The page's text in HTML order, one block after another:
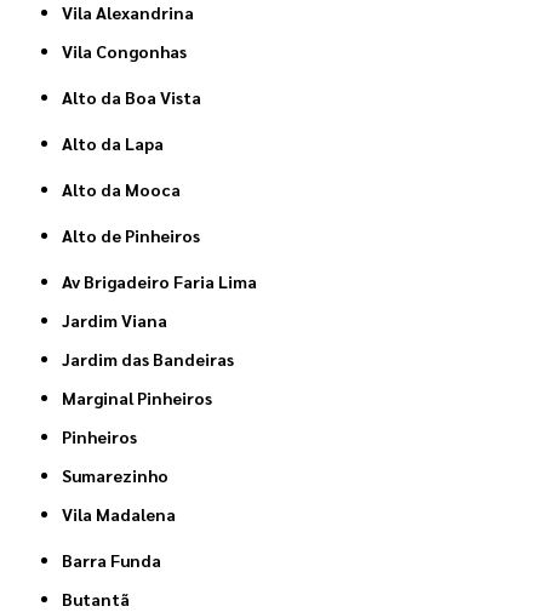
Vila Alexandrina
Vila Congonhas
Alto da Boa Vista
Alto da Lapa
Alto da Mooca
Alto de Pinheiros
Av Brigadeiro Faria Lima
Jardim Viana
Jardim das Bandeiras
Marginal Pinheiros
Pinheiros
Sumarezinho
Vila Madalena
Barra Funda
Butantã